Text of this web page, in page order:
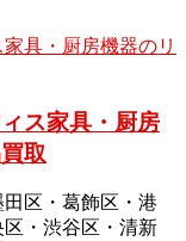
ス家具・厨房
取
区・葛飾区・港
・渋谷区・清新